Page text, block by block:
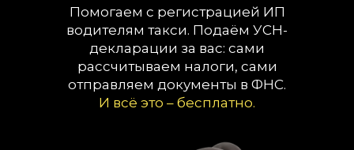
Помогаем с регистрацией ИП
водителям такси. Подаём УСН-
декларации за вас: сами
рассчитываем налоги, сами
отправляем документы в ФНС.
И всё это – бесплатно.